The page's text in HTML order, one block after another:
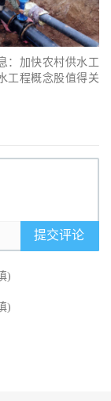
：加快农村供水工
工程概念股值得关
提交评论
)
)